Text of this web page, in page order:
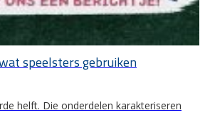
speelsters gebruiken
helft. Die onderdelen karakteriseren